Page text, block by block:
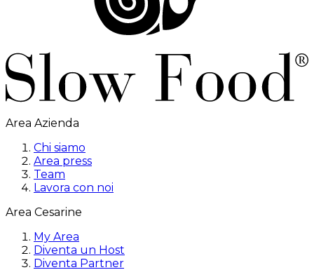
Area Azienda
Chi siamo
Area press
Team
Lavora con noi
Area Cesarine
My Area
Diventa un Host
Diventa Partner